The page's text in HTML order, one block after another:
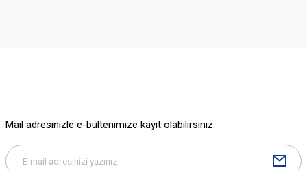
Mail adresinizle e-bültenimize kayıt olabilirsiniz.